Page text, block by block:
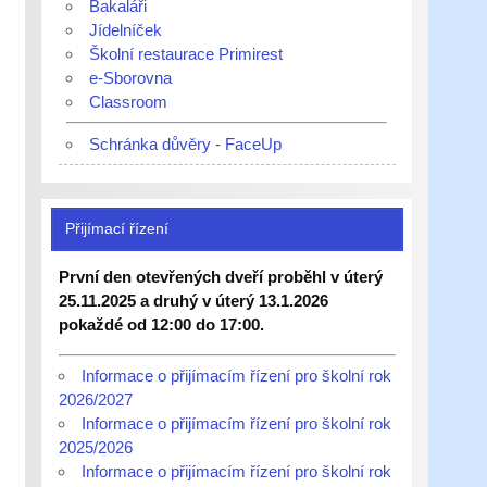
Bakaláři
Jídelníček
Školní restaurace Primirest
e-Sborovna
Classroom
Schránka důvěry - FaceUp
Přijímací řízení
První den otevřených dveří proběhl v úterý
25.11.2025 a druhý v úterý 13.1.2026
pokaždé od 12:00 do 17:00.
Informace o přijímacím řízení pro školní rok
2026/2027
Informace o přijímacím řízení pro školní rok
2025/2026
Informace o přijímacím řízení pro školní rok